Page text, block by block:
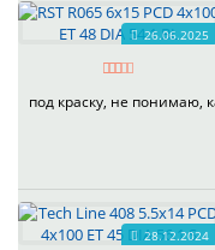
26.06.2025
под краску, не понимаю,
28.12.2024